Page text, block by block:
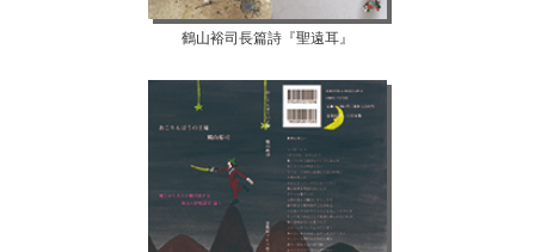
鶴山裕司長篇詩『聖遠耳』